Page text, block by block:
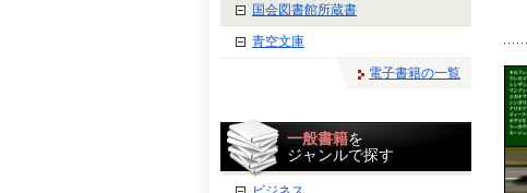
国会図書館所蔵書
青空文庫
電子書籍の一覧
一般書籍を
ジャンルで探す